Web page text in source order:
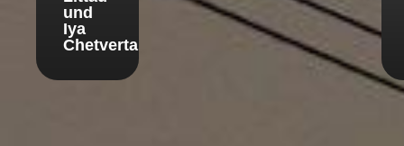
und
Iya
Chetvertak